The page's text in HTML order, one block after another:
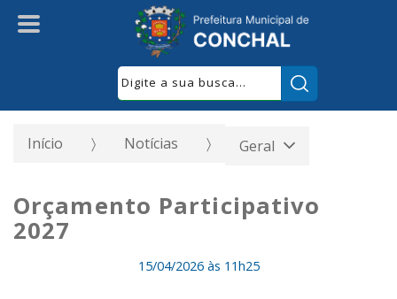
Início Notícias Geral
Orçamento Participativo
2027
15/04/2026 às 11h25